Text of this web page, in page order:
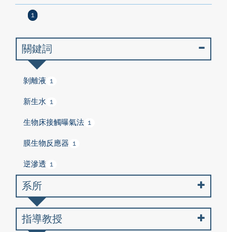
1
關鍵詞
剝離液 1
新生水 1
生物床接觸曝氣法 1
膜生物反應器 1
逆滲透 1
系所
指導教授